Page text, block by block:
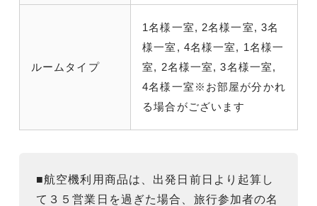
ルームタイプ
1名様一室, 2名様一室, 3名
様一室, 4名様一室, 1名様一
室, 2名様一室, 3名様一室,
4名様一室※お部屋が分かれ
る場合がございます
■航空機利用商品は、出発日前日より起算し
て３５営業日を過ぎた場合、旅行参加者の名